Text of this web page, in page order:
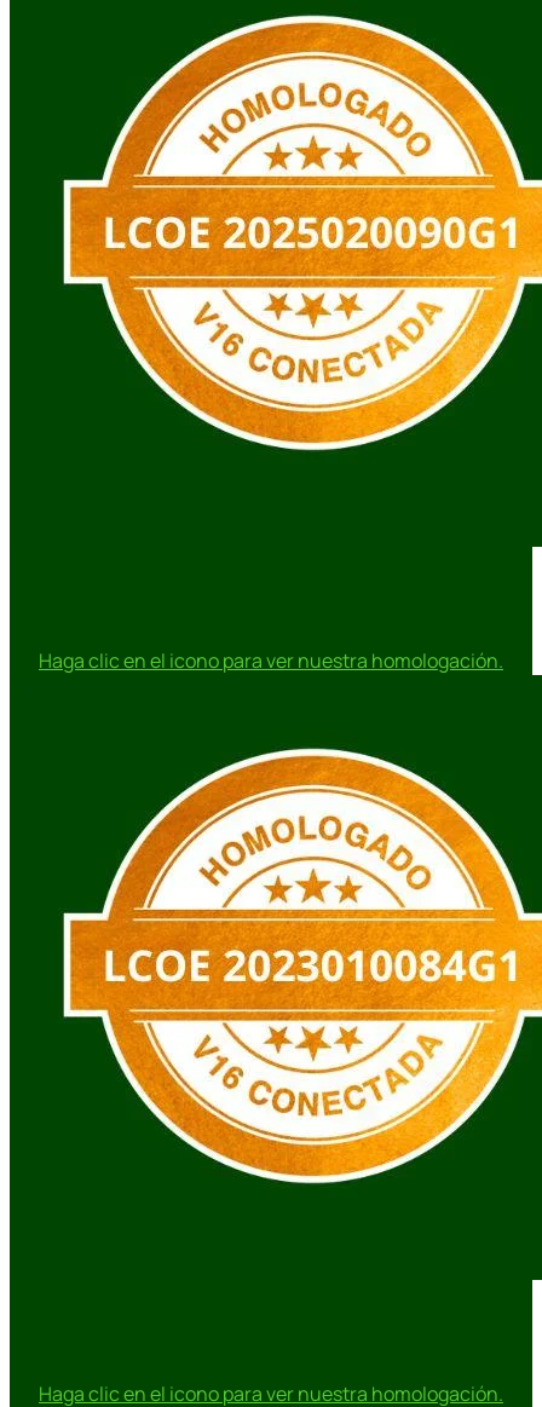
Haga clic en el icono para ver nuestra homologación.
Haga clic en el icono para ver nuestra homologación.